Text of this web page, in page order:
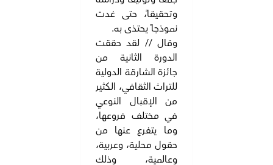
وتحقيقاً، حتى غدت
نموذجاً يحتذى به.
وقال // لقد حققت
الدورة الثانية من
جائزة الشارقة الدولية
للتراث الثقافي، الكثير
من الإقبال النوعي
في مختلف فروعها،
وما يتفرع عنها من
حقول محلية، وعربية،
وعالمية، وذلك